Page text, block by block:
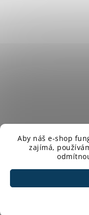
Aby náš e-shop
zajímá,